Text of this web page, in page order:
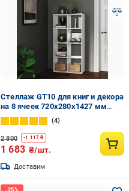
Стеллаж GT10 для книг и декора
на 8 ячеек 720х280х1427 мм
ДСП 16 мм Белый (20320156)
4
2 800 -1 117 ₴
1 683 ₴/шт.
Доставим